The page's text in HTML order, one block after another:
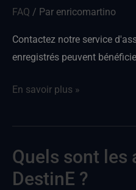
FAQ / Par enricomartino
Contactez notre service
enregistrés peuvent
je
obtenir
une
technique
de
?
En savoir plus »
Quels sont les
DestinE ?
Quels
sont